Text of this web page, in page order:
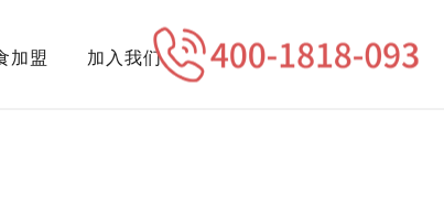
加盟 加入我们